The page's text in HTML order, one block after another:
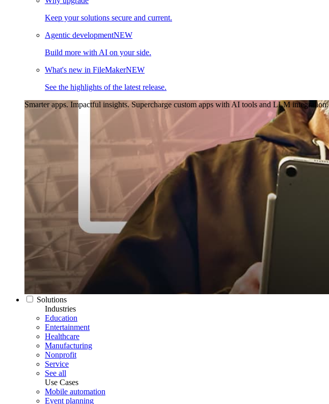
Keep your solutions secure and current.
Agentic developmentNEW
Build more with AI on your side.
What's new in FileMakerNEW
See the highlights of the latest release.
Smarter apps. Impactful insights. Supercharge custom apps with AI tools and LLM integration.
Solutions
Industries
Education
Entertainment
Healthcare
Manufacturing
Nonprofit
Service
See all
Use Cases
Mobile automation
Event planning